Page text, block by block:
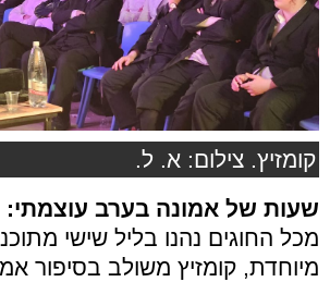
קומזיץ. צילום: א. ל.
שעות של אמונה בערב עוצמתי:
מכל החוגים נהנו בליל שישי
מיוחדת, קומזיץ משולב בסיפור